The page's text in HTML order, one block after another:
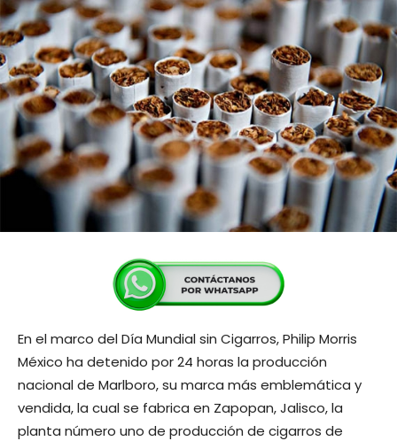
En el marco del Día Mundial sin Cigarros, Philip Morris
México ha detenido por 24 horas la producción
nacional de Marlboro, su marca más emblemática y
vendida, la cual se fabrica en Zapopan, Jalisco, la
planta número uno de producción de cigarros de